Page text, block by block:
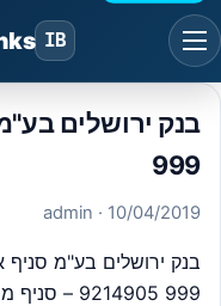
IB
999
10/04/2019
· admin
בנק ירושלים בע"מ